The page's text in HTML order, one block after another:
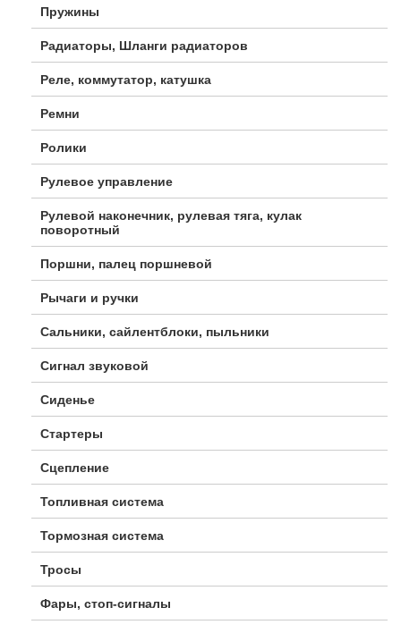
Пружины
Радиаторы, Шланги радиаторов
Реле, коммутатор, катушка
Ремни
Ролики
Рулевое управление
Рулевой наконечник, рулевая тяга, кулак
поворотный
Поршни, палец поршневой
Рычаги и ручки
Сальники, сайлентблоки, пыльники
Сигнал звуковой
Сиденье
Стартеры
Сцепление
Топливная система
Тормозная система
Тросы
Фары, стоп-сигналы